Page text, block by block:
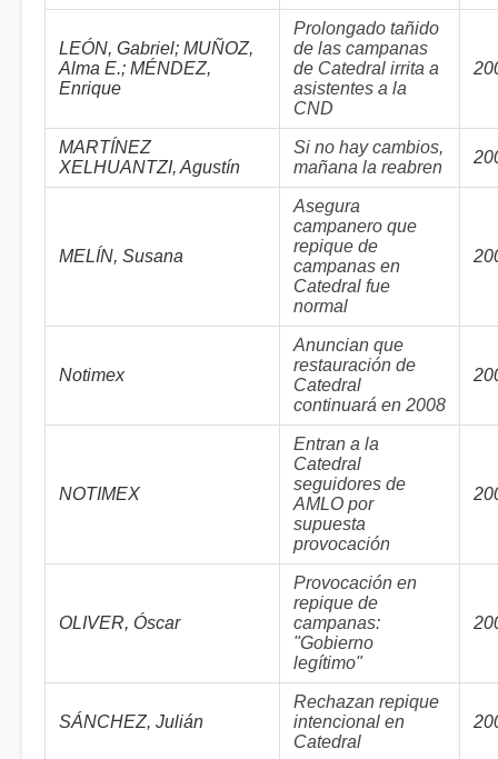
LEÓN, Gabriel; MUÑOZ,
Alma E.; MÉNDEZ,
Enrique
Prolongado tañido
de las campanas
de Catedral irrita a
asistentes a la
CND
MARTÍNEZ
XELHUANTZI, Agustín
Si no hay cambios,
mañana la reabren
MELÍN, Susana
Asegura
campanero que
repique de
campanas en
Catedral fue
normal
Notimex
Anuncian que
restauración de
Catedral
continuará en 2008
NOTIMEX
Entran a la
Catedral
seguidores de
AMLO por
supuesta
provocación
OLIVER, Óscar
Provocación en
repique de
campanas:
"Gobierno
legítimo"
SÁNCHEZ, Julián
Rechazan repique
intencional en
Catedral